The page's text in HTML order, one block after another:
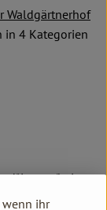
Waldgärtnerhof
in 4 Kategorien
(bei
wenn ihr